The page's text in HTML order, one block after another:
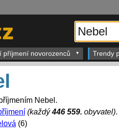
příjmení novorozenců Trendy
Nebel.
(každý446 559. obyvatel).
(6)